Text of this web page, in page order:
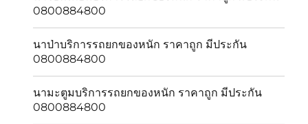
0800884800
นาป่าบริการรถยกของหนัก ราคาถูก มีประกัน
0800884800
นามะตูมบริการรถยกของหนัก ราคาถูก มีประกัน
0800884800